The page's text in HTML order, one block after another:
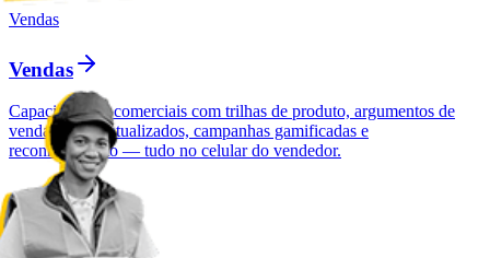
Vendas
Vendas
Capacite times comerciais com trilhas de produto, argumentos de
venda sempre atualizados, campanhas gamificadas e
reconhecimento — tudo no celular do vendedor.